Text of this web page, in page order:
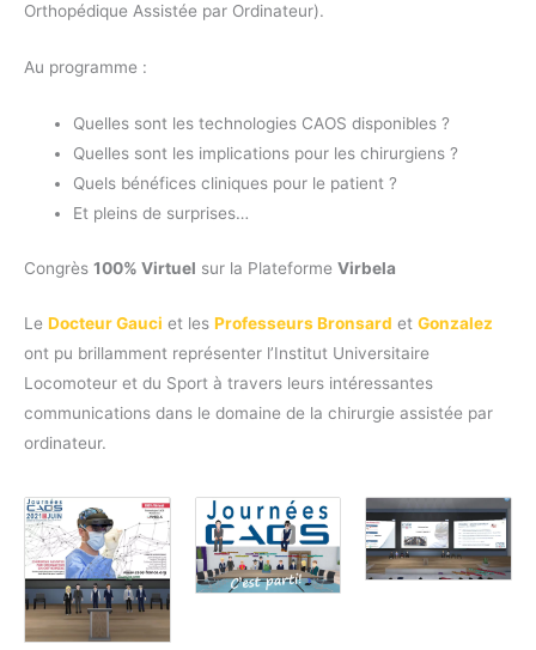
Orthopédique Assistée par Ordinateur).
Au programme :
Quelles sont les technologies CAOS disponibles ?
Quelles sont les implications pour les chirurgiens ?
Quels bénéfices cliniques pour le patient ?
Et pleins de surprises…
Congrès 100% Virtuel sur la Plateforme Virbela
Le Docteur Gauci et les Professeurs Bronsard et Gonzalez
ont pu brillamment représenter l’Institut Universitaire
Locomoteur et du Sport à travers leurs intéressantes
communications dans le domaine de la chirurgie assistée par
ordinateur.